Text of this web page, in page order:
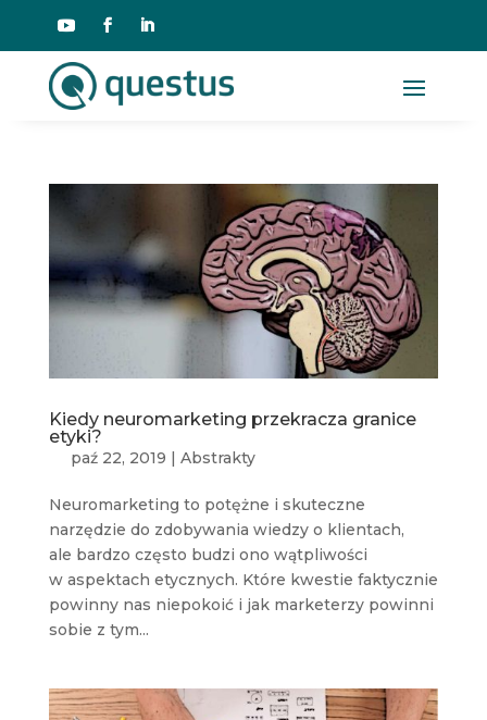
Kiedy neuromarketing przekracza granice
etyki?
paź 22, 2019 | Abstrakty
Neuromarketing to potężne i skuteczne
narzędzie do zdobywania wiedzy o klientach,
ale bardzo często budzi ono wątpliwości
w aspektach etycznych. Które kwestie faktycznie
powinny nas niepokoić i jak marketerzy powinni
sobie z tym...